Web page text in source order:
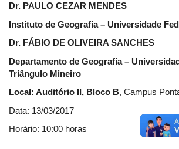
Dr. PAULO CEZAR MENDES
Instituto de Geografia – Universidade
Dr. FÁBIO DE OLIVEIRA SANCHES
Departamento de Geografia –
Triângulo Mineiro
Local: Auditório II, Bloco B, Campus
Data: 13/03/2017
Horário: 10:00 horas